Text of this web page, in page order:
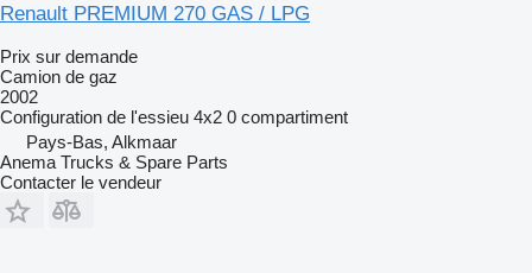
Renault PREMIUM 270 GAS / LPG
Prix sur demande
Camion de gaz
2002
Configuration de l'essieu 4x2 0 compartiment
Pays-Bas, Alkmaar
Anema Trucks & Spare Parts
Contacter le vendeur